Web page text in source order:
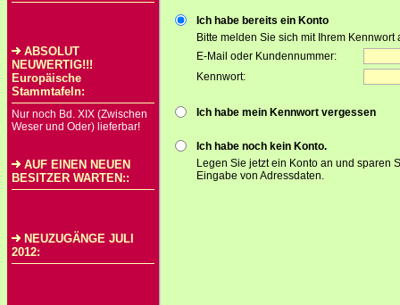
ABSOLUT
NEUWERTIG!!!
Europäische
Stammtafeln:
Nur noch Bd. XIX (Zwischen
Weser und Oder) lieferbar!
AUF EINEN NEUEN
BESITZER WARTEN::
NEUZUGÄNGE JULI
2012:
Ich habe bereits ein Konto
Bitte melden Sie sich mit Ihrem Kennwort
E-Mail oder Kundennummer:
Kennwort:
Ich habe mein Kennwort vergessen
Ich habe noch kein Konto.
Legen Sie jetzt ein Konto an und sparen
Eingabe von Adressdaten.